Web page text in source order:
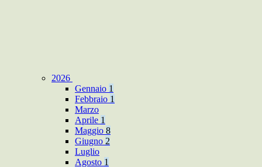
2026
Gennaio 1
Febbraio 1
Marzo
Aprile 1
Maggio 8
Giugno 2
Luglio
Agosto 1